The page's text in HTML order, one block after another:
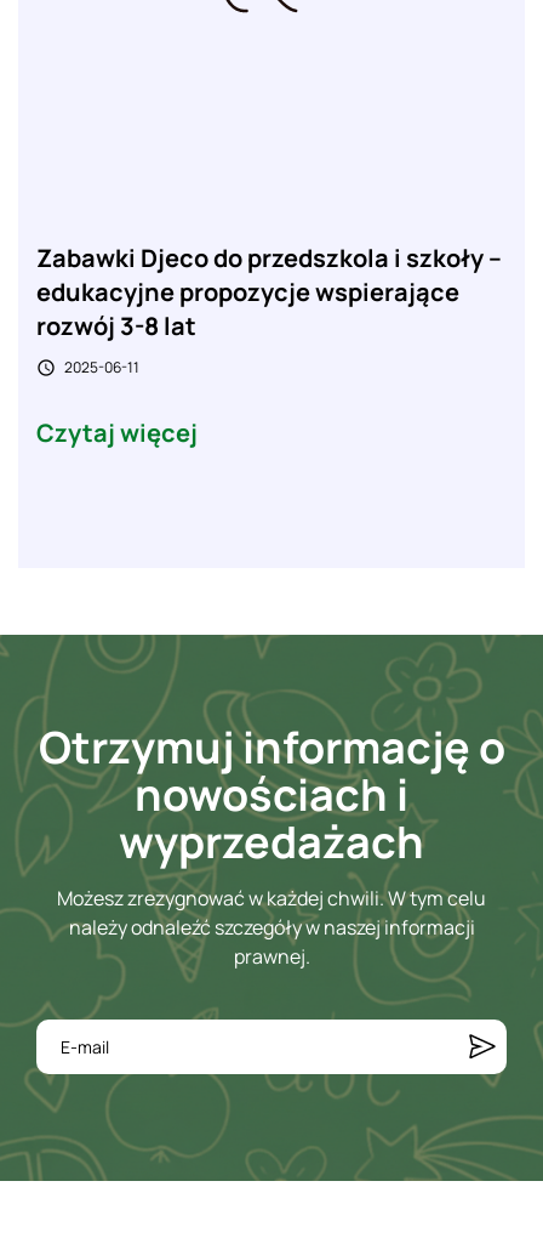
Zabawki Djeco do przedszkola i szkoły –
edukacyjne propozycje wspierające
rozwój 3-8 lat
 2025-06-11
Czytaj więcej
Otrzymuj informację o
nowościach i
wyprzedażach
Możesz zrezygnować w każdej chwili. W tym celu
należy odnaleźć szczegóły w naszej informacji
prawnej.